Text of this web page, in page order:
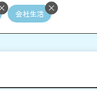
会社生活